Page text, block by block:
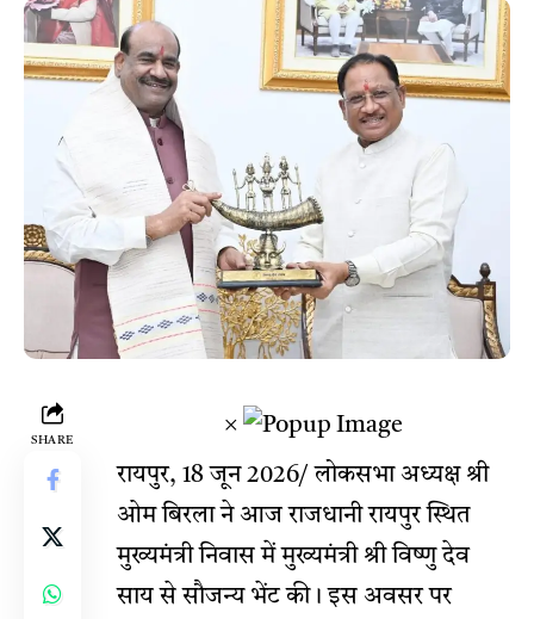
SHARE
×
रायपुर, 18 जून 2026/ लोकसभा अध्यक्ष श्री
ओम बिरला ने आज राजधानी रायपुर स्थित
मुख्यमंत्री निवास में मुख्यमंत्री श्री विष्णु देव
साय से सौजन्य भेंट की। इस अवसर पर